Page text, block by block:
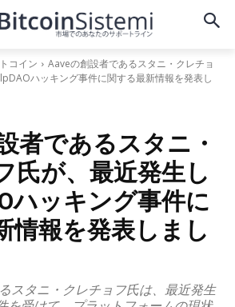
コイン
Aaveの創設者であるスタニ・クレチョ
ハッキング事件に関する最新情報を発表し
者であるスタニ・
氏が、最近発生し
ハッキング事件に
情報を発表しまし
スタニ・クレチョフ氏は、最近発生